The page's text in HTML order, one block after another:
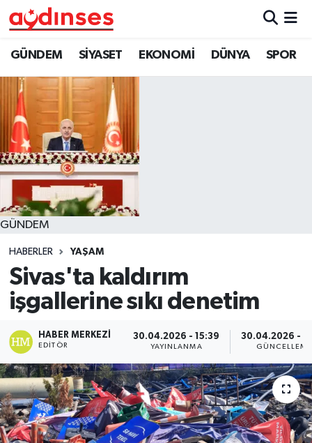
GÜNDEM SİYASET EKONOMİ DÜNYA SPOR
GÜNDEM
HABERLER YAŞAM
Sivas'ta kaldırım
işgallerine sıkı denetim
HABER MERKEZI
EDITÖR
30.04.2026 - 15:39
YAYINLANMA
30.04.2026 -
GÜNCELLEME
GÜNDEM
SİYASET
EKONOMİ
DÜNYA
SPOR
MAGAZİN
YAŞAM
Nöbetçi Eczaneler
Hava Durumu
Aydin Namaz Vakitleri
Trafik Durumu
Süper Lig Puan Durumu ve Fikstür
Tüm Manşetler
Son Dakika Haberleri
Haber Arşivi